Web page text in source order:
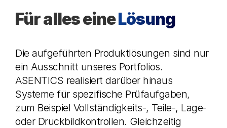
Für alles eineLösung
Die aufgeführten Produktlösungen sind nur
ein Ausschnitt unseres Portfolios.
ASENTICS realisiert darüber hinaus
Systeme für spezifische Prüfaufgaben,
zum Beispiel Vollständigkeits-, Teile-, Lage-
oder Druckbildkontrollen. Gleichzeitig